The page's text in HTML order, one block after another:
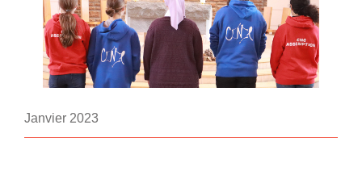
Janvier 2023